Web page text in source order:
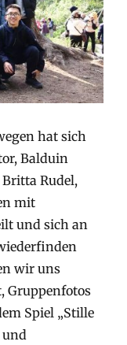
hat sich
Balduin
Rudel,
mit
und sich an
wir uns
Gruppenfotos
Spiel „Stille
und